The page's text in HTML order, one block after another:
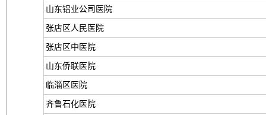
山东铝业公司医院
张店区人民医院
张店区中医院
山东侨联医院
临淄区医院
齐鲁石化医院